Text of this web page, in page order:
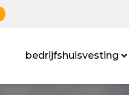
bedrijfshuisvesting